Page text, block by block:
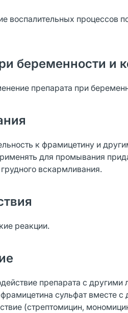
воспалительных процессов
беременности и
препарата при
к фрамицетину и
для промывания
вскармливания.
реакции.
препарата с
сульфат вместе
(стрептомицин,